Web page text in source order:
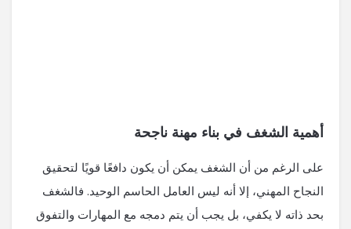
أهمية الشغف في بناء مهنة ناجحة
على الرغم من أن الشغف يمكن أن يكون دافعًا قويًا لتحقيق
النجاح المهني، إلا أنه ليس العامل الحاسم الوحيد. فالشغف
بحد ذاته لا يكفي، بل يجب أن يتم دمجه مع المهارات والتفوق